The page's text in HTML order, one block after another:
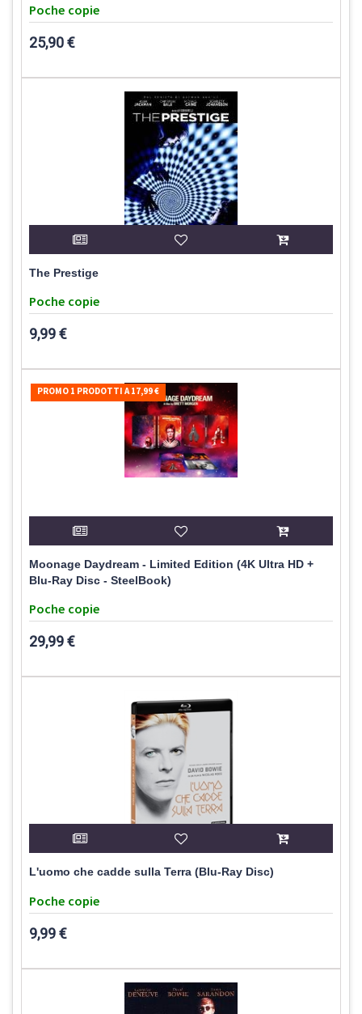
Poche copie
25,90 €
The Prestige
Poche copie
9,99 €
PROMO 1 PRODOTTI A 17,99 €
Moonage Daydream - Limited Edition (4K Ultra HD +
Blu-Ray Disc - SteelBook)
Poche copie
29,99 €
L'uomo che cadde sulla Terra (Blu-Ray Disc)
Poche copie
9,99 €